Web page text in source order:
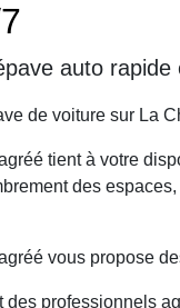
auto
de voiture sur La
tient à votre
des
vous propose
des professionnels